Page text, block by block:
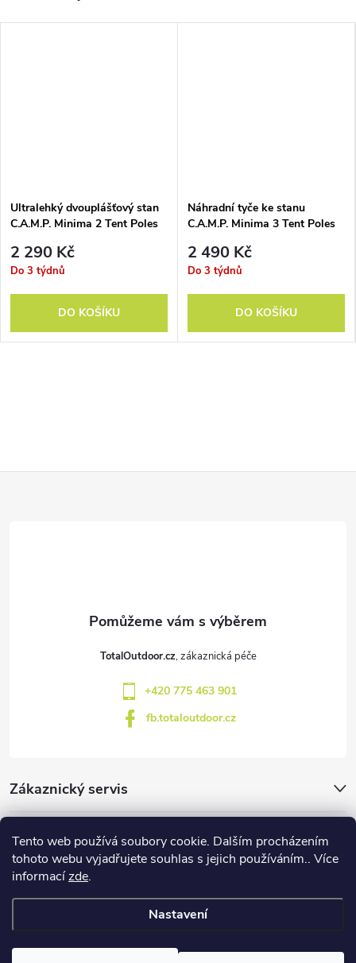
Tento web používá soubory cookie. Dalším procházením
tohoto webu vyjadřujete souhlas s jejich používáním.. Více
informacízde.
Nastavení
Ultralehký dvouplášťový stan
C.A.M.P. Minima 2 Tent Poles
2 290 Kč
Do 3 týdnů
DO KOŠÍKU
Náhradní tyče ke stanu
C.A.M.P. Minima 3 Tent Poles
2 490 Kč
Do 3 týdnů
DO KOŠÍKU
Zákaznický servis
Značky
Blog
TotalOutdoor.cz
+420 775 463 901
fb.totaloutdoor.cz
nastavení cookies